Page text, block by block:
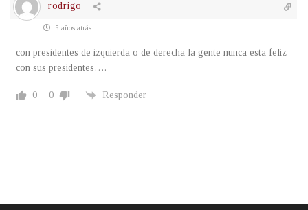
rodrigo
5 años atrás
con presidentes de izquierda o de derecha la gente nunca esta feliz
con sus presidentes….
0 0 Responder